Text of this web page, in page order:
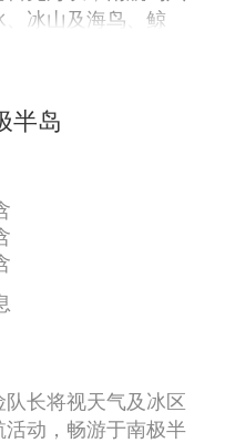
冰山及海鸟、鲸
旅程中，船上将举
陆远离了军事，也
范。我们一直恪守
不被干扰。船上的
这些体验获益匪
锋衣的发放和借用
境的影响，游轮上
洁和检查衣物，检
缝、尼龙搭扣和鞋
半岛
长将视天气及冰区
动，畅游于南极半